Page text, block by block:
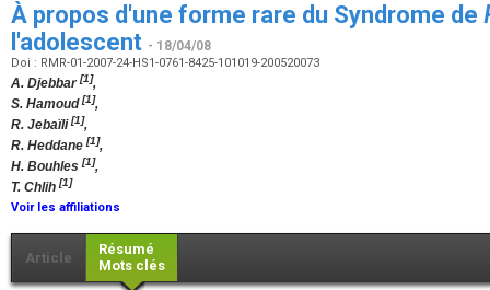
À propos d'une forme rare du Syndrome de
l'adolescent - 18/04/08
Doi : RMR-01-2007-24-HS1-0761-8425-101019-200520073
A. Djebbar[1],
S. Hamoud[1],
R. Jebaïli[1],
R. Heddane [1],
H. Bouhles [1],
T. Chlih [1]
Voir les affiliations
Article
Résumé
Mots clés